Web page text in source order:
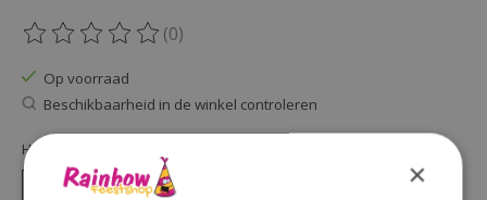
De beoordeling van dit product is
(0)
Op voorraad
Beschikbaarheid in de winkel controleren
Hoeveelheid:
×